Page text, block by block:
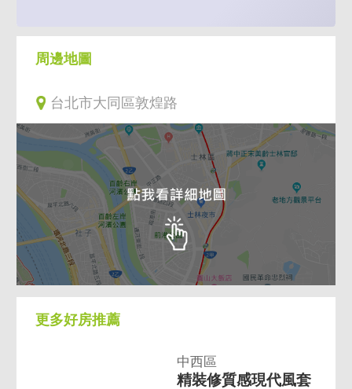
周邊地圖
台北市大同區敦煌路
更多好房推薦
中西區
精裝修質感現代風套